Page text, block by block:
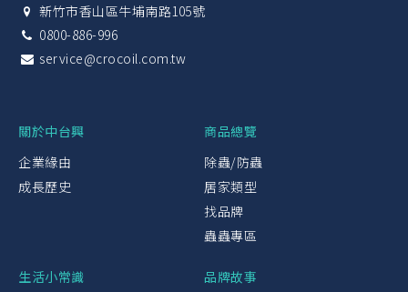
新竹市香山區牛埔南路105號
0800-886-996
service@crocoil.com.tw
關於中台興
企業緣由
成長歷史
商品總覽
除蟲/防蟲
居家類型
找品牌
蟲蟲專區
生活小常識 品牌故事